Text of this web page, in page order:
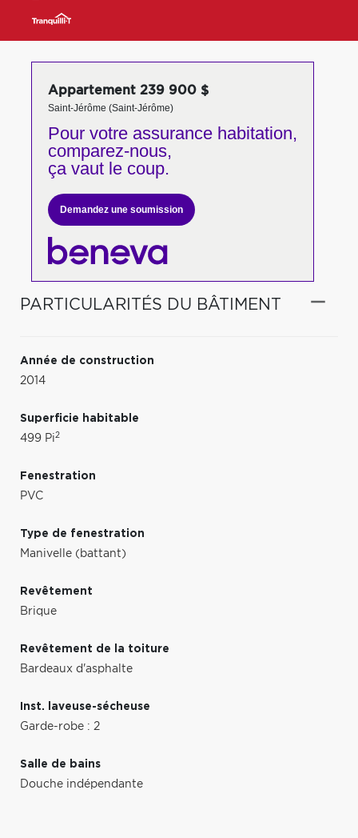
Appartement 239 900 $
Saint-Jérôme (Saint-Jérôme)
Pour votreassurance habitation,
comparez-nous,
ça vaut le coup.
Demandez une soumission
PARTICULARITÉS DU BÂTIMENT
Année de construction
2014
Superficie habitable
499 Pi2
Fenestration
PVC
Type de fenestration
Manivelle (battant)
Revêtement
Brique
Revêtement de la toiture
Bardeaux d'asphalte
Inst. laveuse-sécheuse
Garde-robe : 2
Salle de bains
Douche indépendante